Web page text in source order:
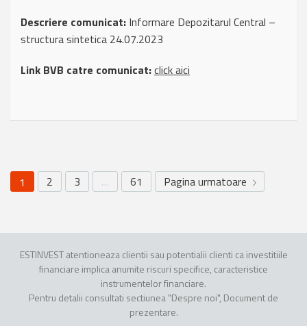
Descriere comunicat: Informare Depozitarul Central –
structura sintetica 24.07.2023
Link BVB catre comunicat:click aici
1 2 3 … 61 Pagina urmatoare
ESTINVEST atentioneaza clientii sau potentialii clienti ca investitiile
financiare implica anumite riscuri specifice, caracteristice
instrumentelor financiare.
Pentru detalii consultati sectiunea "Despre noi", Document de
prezentare.